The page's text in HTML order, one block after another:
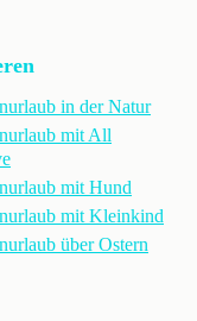
in der Natur
mit All
mit Hund
mit Kleinkind
über Ostern